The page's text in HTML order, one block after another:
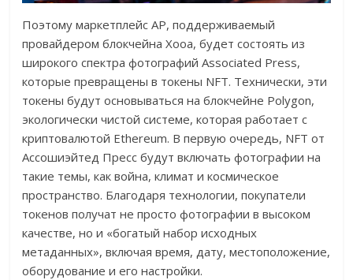
Поэтому маркетплейс AP, поддерживаемый
провайдером блокчейна Xooa, будет состоять из
широкого спектра фотографий Associated Press,
которые превращены в токены NFT. Технически, эти
токены будут основываться на блокчейне Polygon,
экологически чистой системе, которая работает с
криптовалютой Ethereum. В первую очередь, NFT от
Ассошиэйтед Пресс будут включать фотографии на
такие темы, как война, климат и космическое
пространство. Благодаря технологии, покупатели
токенов получат не просто фотографии в высоком
качестве, но и «богатый набор исходных
метаданных», включая время, дату, местоположение,
оборудование и его настройки.